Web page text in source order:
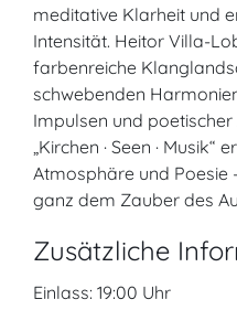
meditative Klarheit und
Intensität. Heitor Villa-
farbenreiche
schwebenden
Impulsen und
„Kirchen · Seen ·
Atmosphäre und Poesie
ganz dem Zauber des
Zusätzliche
Einlass: 19:00 Uhr